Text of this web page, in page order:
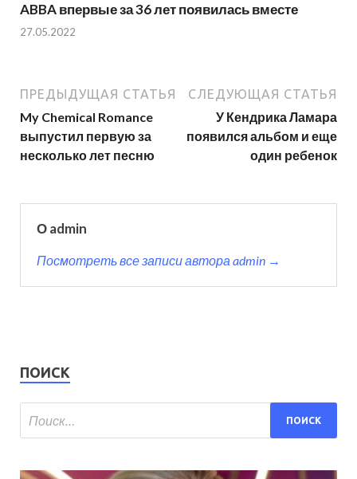
ABBA впервые за 36 лет появилась вместе
27.05.2022
ПРЕДЫДУЩАЯ СТАТЬЯ
My Chemical Romance
выпустил первую за
несколько лет песню
СЛЕДУЮЩАЯ СТАТЬЯ
У Кендрика Ламара
появился альбом и еще
один ребенок
О admin
Посмотреть все записи автора admin →
ПОИСК